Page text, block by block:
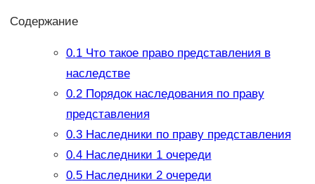
Содержание
0.1Что такое право представления в
наследстве
0.2Порядок наследования по праву
представления
0.3Наследники по праву представления
0.4Наследники 1 очереди
0.5Наследники 2 очереди